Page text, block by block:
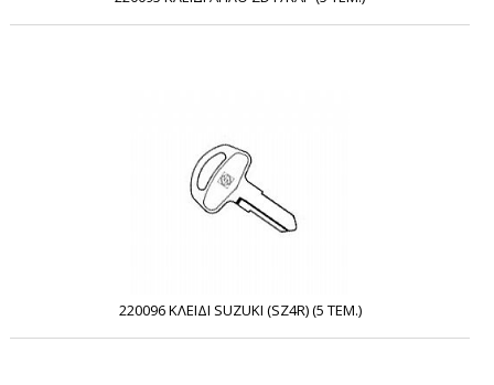
220096 ΚΛΕΙΔΙ SUZUKI (SZ4R) (5 ΤΕΜ.)